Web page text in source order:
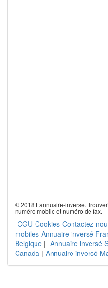
© 2018 Lannuaire-inverse.
numéro mobile et numéro de fax.
CGU Cookies Contactez-
mobiles Annuaire inversé
Belgique | Annuaire inversé
Canada | Annuaire inversé